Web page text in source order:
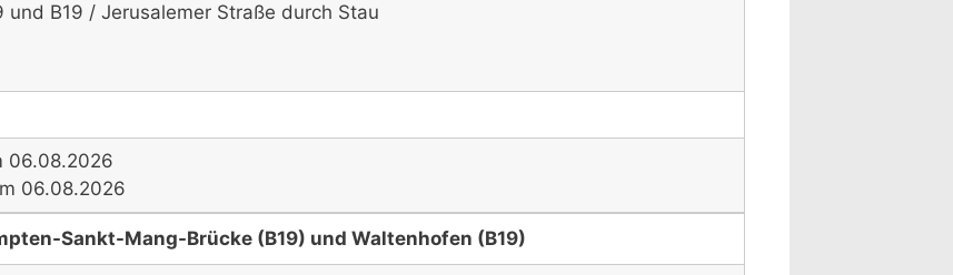
B19 / Jerusalemer Straße durch Stau
06.08.2026
06.08.2026
Sankt-Mang-Brücke (B19) und Waltenhofen (B19)